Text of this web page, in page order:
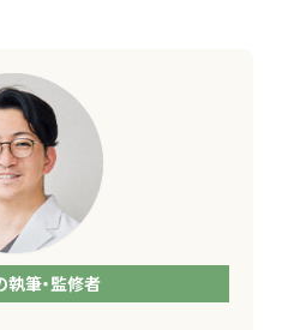
執筆・監修者